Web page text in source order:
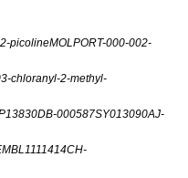
picolineMOLPORT-000-002-
3-chloranyl-2-methyl-
DB-000587SY013090AJ-
4CH-